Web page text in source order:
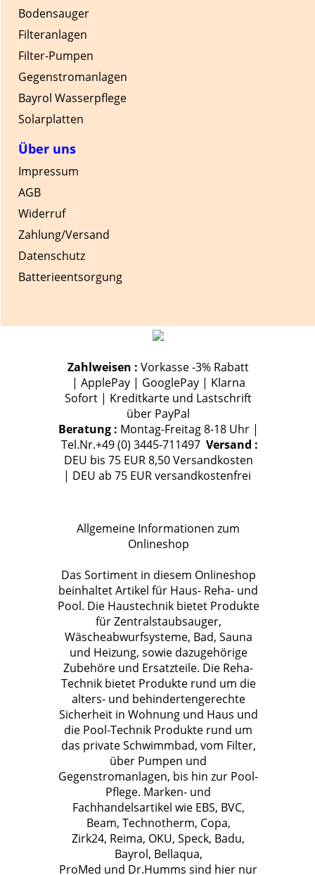
Bodensauger
Filteranlagen
Filter-Pumpen
Gegenstromanlagen
Bayrol Wasserpflege
Solarplatten
Über uns
Impressum
AGB
Widerruf
Zahlung/Versand
Datenschutz
Batterieentsorgung
Zahlweisen : Vorkasse -3% Rabatt
| ApplePay | GooglePay | Klarna
Sofort | Kreditkarte und Lastschrift
über PayPal
Beratung : Montag-Freitag 8-18 Uhr |
Tel.Nr.+49 (0) 3445-711497 Versand :
DEU bis 75 EUR 8,50 Versandkosten
| DEU ab 75 EUR versandkostenfrei
Allgemeine Informationen zum
Onlineshop
Das Sortiment in diesem Onlineshop
beinhaltet Artikel für Haus- Reha- und
Pool. Die Haustechnik bietet Produkte
für Zentralstaubsauger,
Wäscheabwurfsysteme, Bad, Sauna
und Heizung, sowie dazugehörige
Zubehöre und Ersatzteile. Die Reha-
Technik bietet Produkte rund um die
alters- und behindertengerechte
Sicherheit in Wohnung und Haus und
die Pool-Technik Produkte rund um
das private Schwimmbad, vom Filter,
über Pumpen und
Gegenstromanlagen, bis hin zur Pool-
Pflege. Marken- und
Fachhandelsartikel wie EBS, BVC,
Beam, Technotherm, Copa,
Zirk24, Reima, OKU, Speck, Badu,
Bayrol, Bellaqua,
ProMed und Dr.Humms sind hier nur